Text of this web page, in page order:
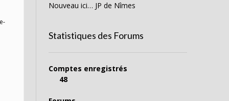
Nouveau ici… JP de Nîmes
Statistiques des Forums
Comptes enregistrés
48